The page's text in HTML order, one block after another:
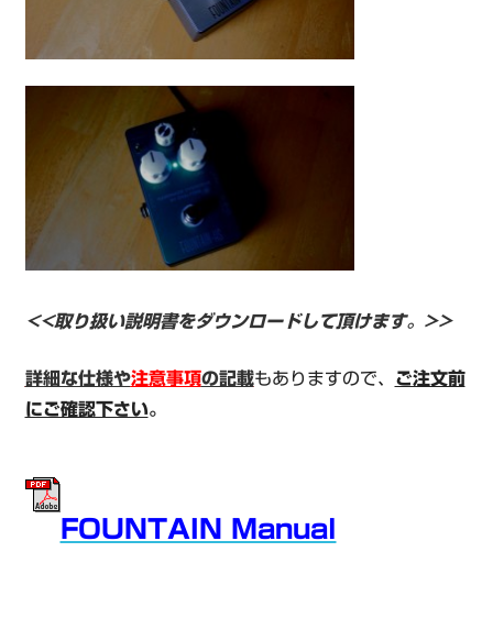
<<取り扱い説明書をダウンロードして頂けます。>>
詳細な仕様や注意事項の記載もありますので、 ご注文前
にご確認下さい。
FOUNTAIN Manual